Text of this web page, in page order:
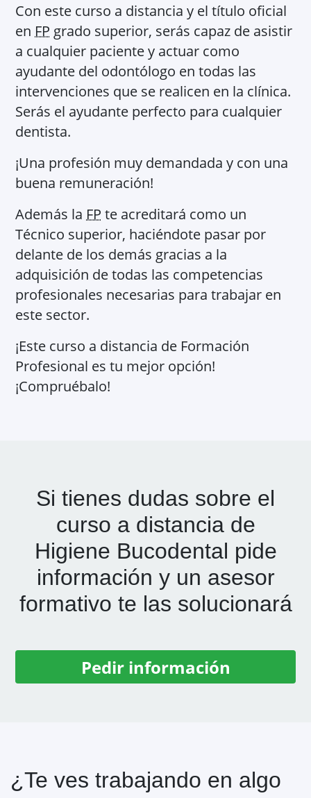
Con este curso a distancia y el título oficial
en FP grado superior, serás capaz de asistir
a cualquier paciente y actuar como
ayudante del odontólogo en todas las
intervenciones que se realicen en la clínica.
Serás el ayudante perfecto para cualquier
dentista.
¡Una profesión muy demandada y con una
buena remuneración!
Además la FP te acreditará como un
Técnico superior, haciéndote pasar por
delante de los demás gracias a la
adquisición de todas las competencias
profesionales necesarias para trabajar en
este sector.
¡Este curso a distancia de Formación
Profesional es tu mejor opción!
¡Compruébalo!
Si tienes dudas sobre el
curso a distancia de
Higiene Bucodental pide
información y un asesor
formativo te las solucionará
Pedir información
¿Te ves trabajando en algo